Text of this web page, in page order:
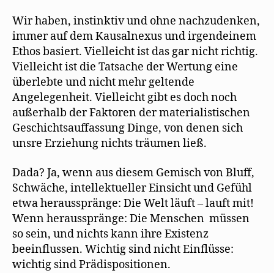
Wir haben, instinktiv und ohne nachzudenken,
immer auf dem Kausalnexus und irgendeinem
Ethos basiert. Vielleicht ist das gar nicht richtig.
Vielleicht ist die Tatsache der Wertung eine
überlebte und nicht mehr geltende
Angelegenheit. Vielleicht gibt es doch noch
außerhalb der Faktoren der materialistischen
Geschichtsauffassung Dinge, von denen sich
unsre Erziehung nichts träumen ließ.
Dada? Ja, wenn aus diesem Gemisch von Bluff,
Schwäche, intellektueller Einsicht und Gefühl
etwa herausspränge: Die Welt läuft – lauft mit!
Wenn herausspränge: Die Menschen müssen
so sein, und nichts kann ihre Existenz
beeinflussen. Wichtig sind nicht Einflüsse:
wichtig sind Prädispositionen.